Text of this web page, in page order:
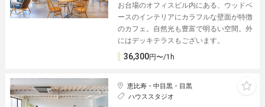
お台場のオフィスビル内にある、ウッドベ
ースのインテリアにカラフルな壁面が特徴
のカフェ。自然光も豊富で明るい空間。外
にはデッキテラスもございます。
36,300円〜/1h
恵比寿・中目黒・目黒
ハウススタジオ